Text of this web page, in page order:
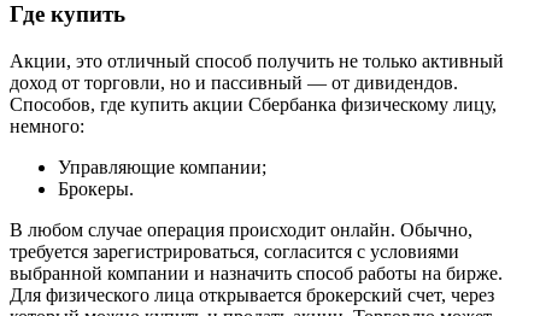
Где купить
Акции, это отличный способ получить не только активный
доход от торговли, но и пассивный — от дивидендов.
Способов, где купить акции Сбербанка физическому лицу,
немного:
Управляющие компании;
Брокеры.
В любом случае операция происходит онлайн. Обычно,
требуется зарегистрироваться, согласится с условиями
выбранной компании и назначить способ работы на бирже.
Для физического лица открывается брокерский счет, через